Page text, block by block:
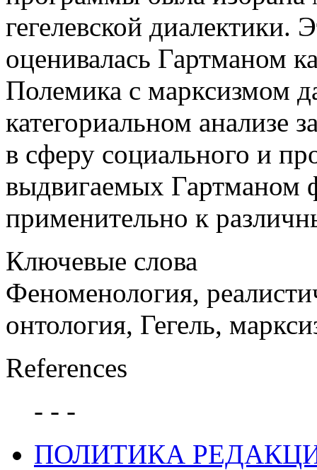
гегелевской диалектики.
оценивалась Гартманом
Полемика с марксизмом
категориальном анализе
в сферу социального и
выдвигаемых Гартманом
применительно к
Ключевые слова
Феноменология,
онтология, Гегель,
References
- - -
ПОЛИТИКА